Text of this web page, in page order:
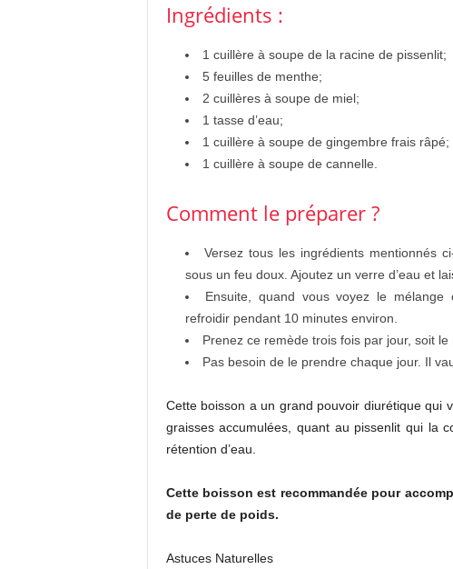
Ingrédients :
1 cuillère à soupe de la racine de pissenlit;
5 feuilles de menthe;
2 cuillères à soupe de miel;
1 tasse d’eau;
1 cuillère à soupe de gingembre frais râpé;
1 cuillère à soupe de cannelle.
Comment le préparer ?
Versez tous les ingrédients mentionnés
sous un feu doux. Ajoutez un verre d’eau et
Ensuite, quand vous voyez le
refroidir pendant 10 minutes environ.
Prenez ce remède trois fois par jour, soit
Pas besoin de le prendre chaque jour. Il
Cette boisson a un grand pouvoir diurétique qui
graisses accumulées, quant au pissenlit qui la
rétention d’eau.
Cette boisson est recommandée pour
de perte de poids.
Astuces Naturelles